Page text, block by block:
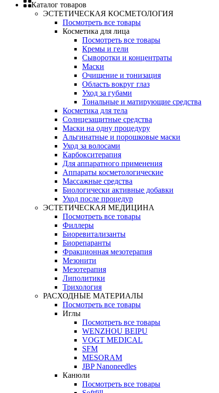
Каталог товаров
ЭСТЕТИЧЕСКАЯ КОСМЕТОЛОГИЯ
Посмотреть все товары
Косметика для лица
Посмотреть все товары
Кремы и гели
Сыворотки и концентраты
Маски
Очищение и тонизация
Область вокруг глаз
Уход за губами
Тональные и матирующие средства
Косметика для тела
Солнцезащитные средства
Маски на одну процедуру
Альгинатные и порошковые маски
Уход за волосами
Карбокситерапия
Для аппаратного применения
Аппараты косметологические
Массажные средства
Биологически активные добавки
Уход после процедур
ЭСТЕТИЧЕСКАЯ МЕДИЦИНА
Посмотреть все товары
Филлеры
Биоревитализанты
Биорепаранты
Фракционная мезотерапия
Мезонити
Мезотерапия
Липолитики
Трихология
РАСХОДНЫЕ МАТЕРИАЛЫ
Посмотреть все товары
Иглы
Посмотреть все товары
WENZHOU BEIPU
VOGT MEDICAL
SFM
MESORAM
JBP Nanoneedles
Канюли
Посмотреть все товары